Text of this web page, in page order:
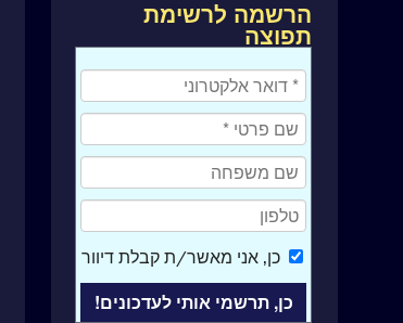
הרשמה לרשימת
תפוצה
כן, אני מאשר/ת קבלת דיוור